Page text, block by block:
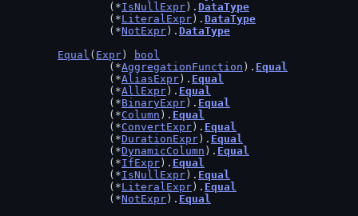
		(*
IsNullExpr ). DataType
		(*
LiteralExpr ). DataType
		(*
NotExpr ). DataType
Equal ( Expr )
bool
		(*
AggregationFunction ). Equal
		(*
AliasExpr ). Equal
		(*
AllExpr ). Equal
		(*
BinaryExpr ). Equal
		(*
Column ). Equal
		(*
ConvertExpr ). Equal
		(*
DurationExpr ). Equal
		(*
DynamicColumn ). Equal
		(*
IfExpr ). Equal
		(*
IsNullExpr ). Equal
		(*
LiteralExpr ). Equal
		(*
NotExpr ). Equal